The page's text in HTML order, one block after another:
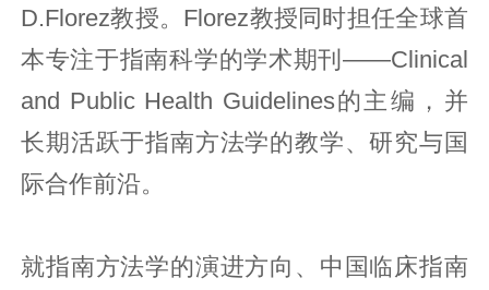
D.Florez教授。Florez教授同时担任全球首
本专注于指南科学的学术期刊——Clinical
and Public Health Guidelines的主编，并
长期活跃于指南方法学的教学、研究与国
际合作前沿。
就指南方法学的演进方向、中国临床指南